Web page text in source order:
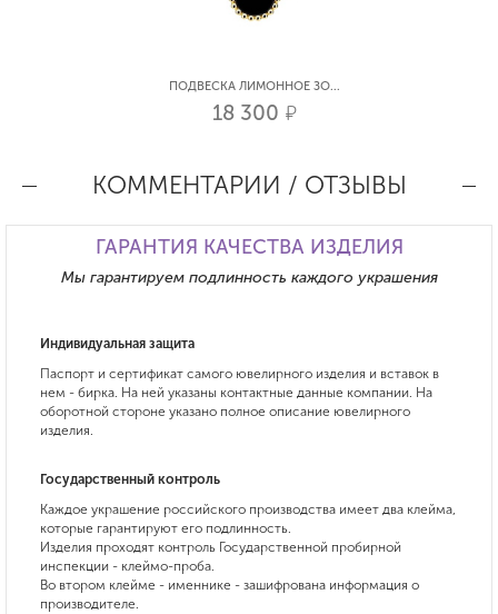
ПОДВЕСКА ЛИМОННОЕ ЗО...
18 300 р.
КОММЕНТАРИИ / ОТЗЫВЫ
ГАРАНТИЯ КАЧЕСТВА ИЗДЕЛИЯ
Мы гарантируем подлинность каждого украшения
Индивидуальная защита
Паспорт и сертификат самого ювелирного изделия и вставок в
нем - бирка. На ней указаны контактные данные компании. На
оборотной стороне указано полное описание ювелирного
изделия.
Государственный контроль
Каждое украшение российского производства имеет два клейма,
которые гарантируют его подлинность.
Изделия проходят контроль Государственной пробирной
инспекции - клеймо-проба.
Во втором клейме - именнике - зашифрована информация о
производителе.